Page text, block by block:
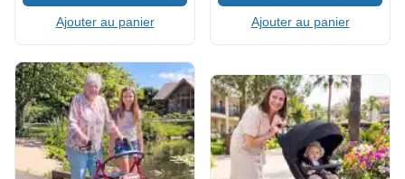
Ajouter au panier Ajouter au panier